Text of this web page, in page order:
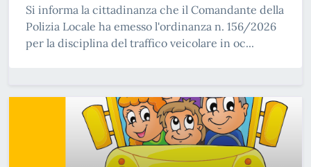
Si informa la cittadinanza che il Comandante della
Polizia Locale ha emesso l'ordinanza n. 156/2026
per la disciplina del traffico veicolare in oc...